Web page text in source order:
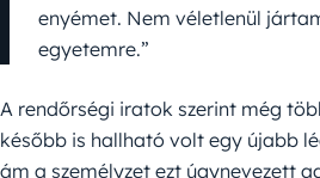
enyémet. Nem véletlenül
egyetemre.”
A rendőrségi iratok szerint még
később is hallható volt egy újabb
ám a személyzet ezt úgynevezett